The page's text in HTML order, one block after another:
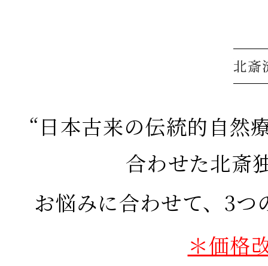
“日本古来の伝統的自然
合わせた北斎
お悩みに合わせて、3
＊価格